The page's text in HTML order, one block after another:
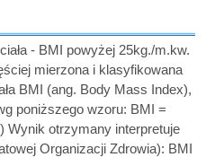
- BMI powyżej 25kg./m.kw.
mierzona i klasyfikowana
BMI (ang. Body Mass Index),
poniższego wzoru: BMI =
Wynik otrzymany interpretuje
Organizacji Zdrowia): BMI